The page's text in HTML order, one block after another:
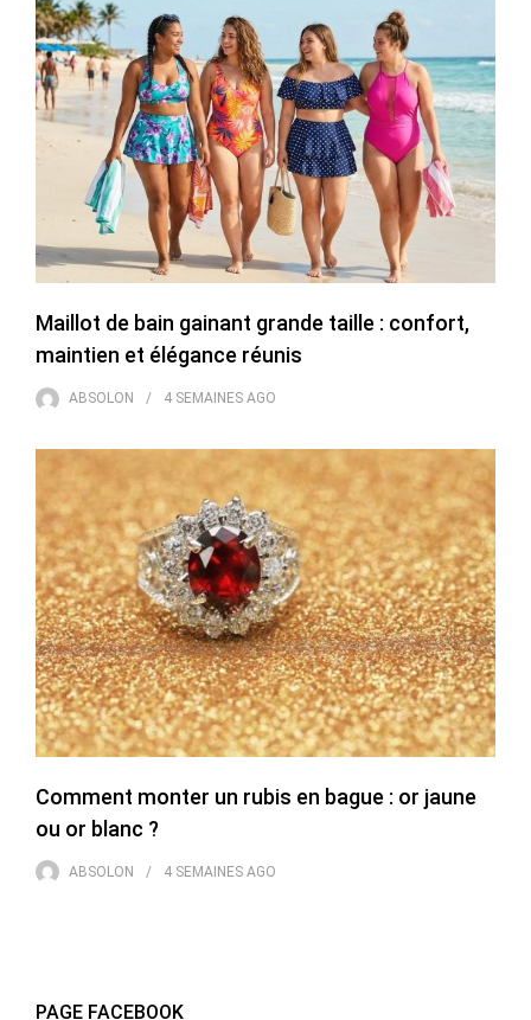
Maillot de bain gainant grande taille : confort,
maintien et élégance réunis
ABSOLON 4 SEMAINES AGO
Comment monter un rubis en bague : or jaune
ou or blanc ?
ABSOLON 4 SEMAINES AGO
PAGE FACEBOOK